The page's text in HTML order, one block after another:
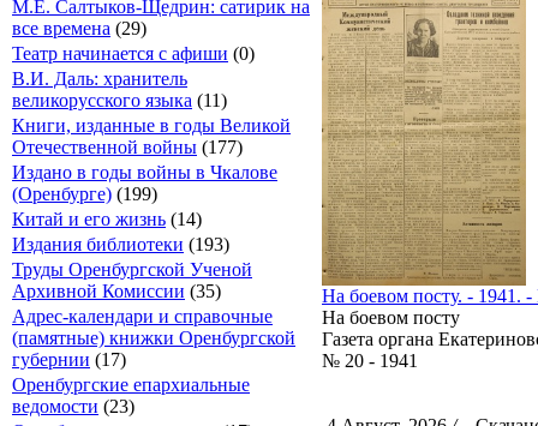
М.Е. Салтыков-Щедрин: сатирик на
все времена (29)
Театр начинается с афиши (0)
В.И. Даль: хранитель
великорусского языка (11)
Книги, изданные в годы Великой
Отечественной войны (177)
Издано в годы войны в Чкалове
(Оренбурге) (199)
Китай и его жизнь (14)
Издания библиотеки (193)
Труды Оренбургской Ученой
Архивной Комиссии (35)
Адрес-календари и справочные
(памятные) книжки Оренбургской
губернии (17)
Оренбургские епархиальные
ведомости (23)
На боевом посту. - 1941.
На боевом посту
Газета органа
№ 20 - 1941